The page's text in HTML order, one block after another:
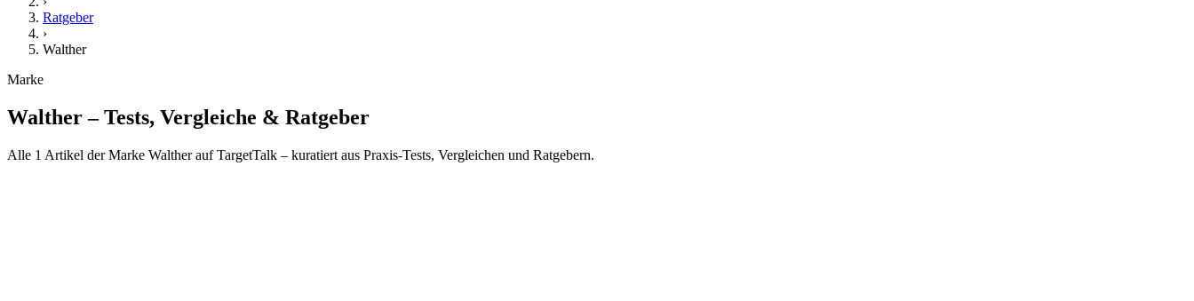
Ratgeber
›
Walther
Marke
Walther– Tests, Vergleiche & Ratgeber
Alle 1 Artikel der Marke Walther auf TargetTalk – kuratiert aus Praxis-Tests, Vergleichen und Ratgebern.